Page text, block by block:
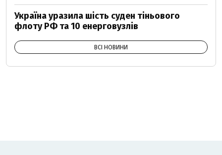
Україна уразила шість суден тіньового
флоту РФ та 10 енерговузлів
ВСІ НОВИНИ